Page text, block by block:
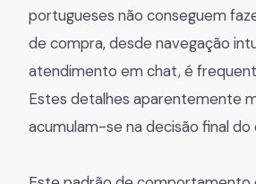
portugueses não conseguem
de compra, desde navegação
atendimento em chat, é
Estes detalhes aparentemente
acumulam-se na decisão final do